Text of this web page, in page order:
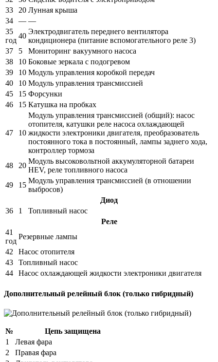
33
20 Лунная крыша
34
— —
35
год
40
Электродвигатель переднего вентилятора
кондиционера (питание вспомогательного реле 3)
37
5
Мониторинг вакуумного насоса
38
10 Боковые зеркала с подогревом
39
10 Модуль управления коробкой передач
40
10 Модуль управления трансмиссией
45
15 Форсунки
46
15 Катушка на пробках
47 10
Модуль управления трансмиссией (общий): насос
отопителя, катушки реле насоса охлаждающей
жидкости электроники двигателя, преобразователь
постоянного тока в постоянный, лампы заднего хода,
контроллер тормоза
48
20
Модуль высоковольтной аккумуляторной батареи
HEV, реле топливного насоса
49
15
Модуль управления трансмиссией (в отношении
выбросов)
Диод
36
1
Топливный насос
Реле
41
год
Резервные лампы
42
Насос отопителя
43
Топливный насос
44
Насос охлаждающей жидкости электроники двигателя
Дополнительный релейный блок (только гибридный)
№
Цепь защищена
1
Левая фара
2
Правая фара